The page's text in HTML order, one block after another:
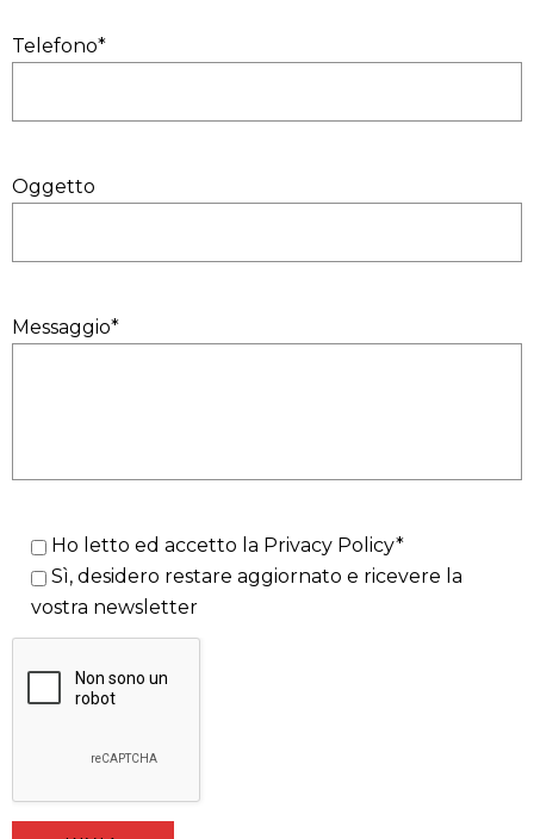
Telefono*
Oggetto
Messaggio*
Ho letto ed accetto la Privacy Policy*
Sì, desidero restare aggiornato e ricevere la
vostra newsletter